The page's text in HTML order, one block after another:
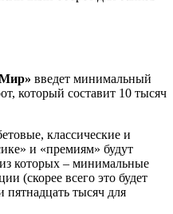
введет минимальный
который составит 10 тысяч
классические и
и «премиям» будут
которых – минимальные
(скорее всего это будет
пятнадцать тысяч для